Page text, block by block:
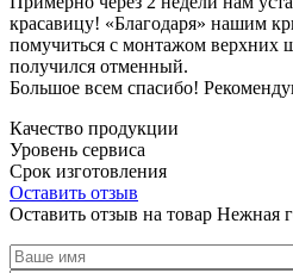
красавицу! «Благодаря» нашим
помучиться с монтажом верхних
получился отменный.
Большое всем спасибо!
Качество продукции
Уровень сервиса
Срок изготовления
Оставить отзыв
Оставить отзыв на товар Нежная